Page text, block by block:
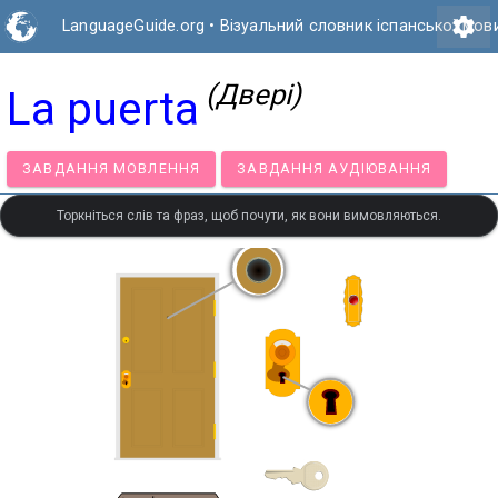
LanguageGuide.org • Візуальний словник іспанськоїsettings
La puerta (Двері)
ЗАВДАННЯ МОВЛЕННЯ ЗАВДАННЯ АУДІЮВАННЯ
Торкніться слів та фраз, щоб почути, як вони вимовляються.